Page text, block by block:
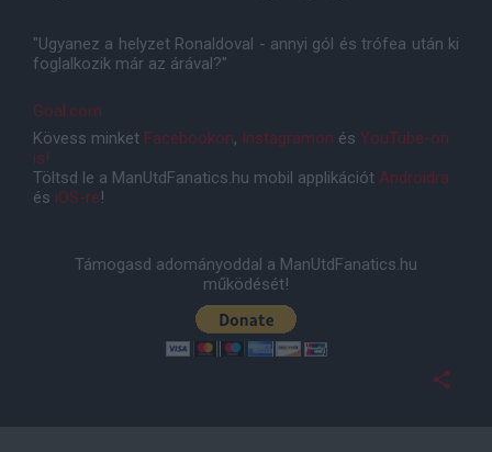
"Ugyanez a helyzet Ronaldoval - annyi gól és trófea után ki
foglalkozik már az árával?"
Goal.com
Kövess minket Facebookon, Instagramon és YouTube-on
is!
Töltsd le a ManUtdFanatics.hu mobil applikációt Androidra
és iOS-re!
Támogasd adományoddal a ManUtdFanatics.hu
működését!